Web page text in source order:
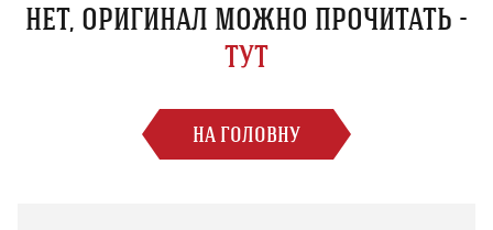
НЕТ, ОРИГИНАЛ МОЖНО ПРОЧИТАТЬ -
ТУТ
НА ГОЛОВНУ